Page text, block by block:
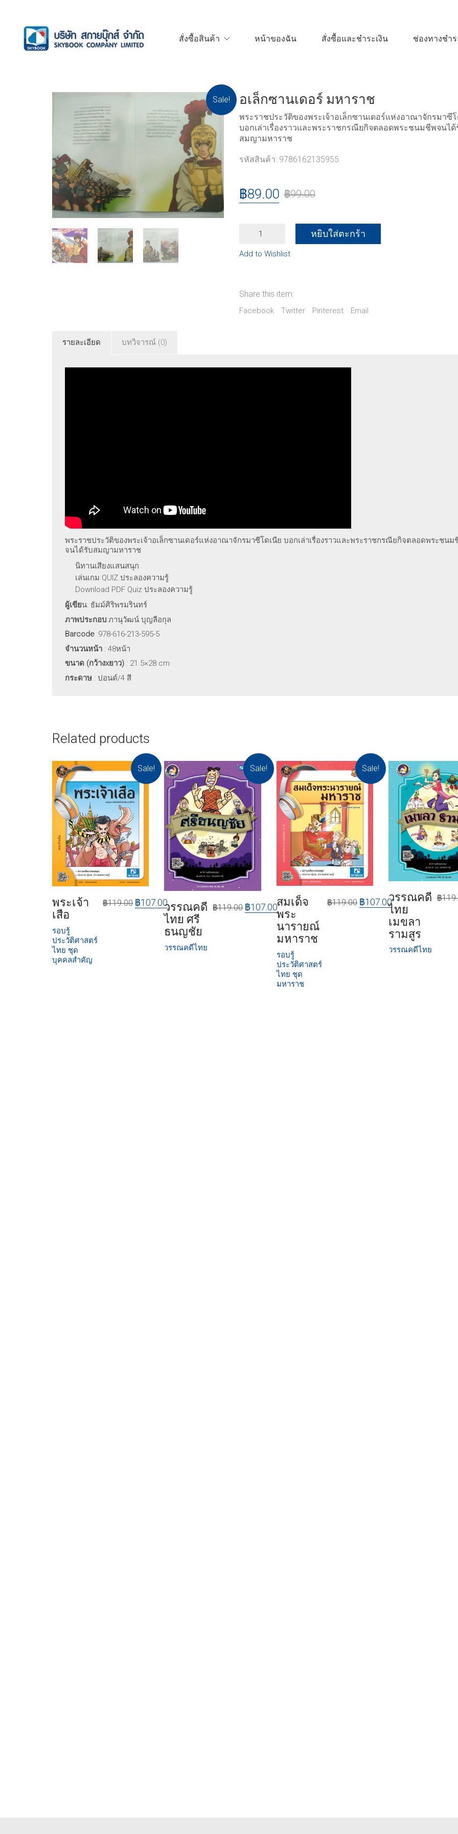
สั่งซื้อสินค้า หน้าของฉัน สั่งซื้อและชำระเงิน ช่องทางชำร
Sale! อเล็กซานเดอร์ มหาราช
พระราชประวัติของพระเจ้าอเล็กซานเดอร์แห่งอาณาจักรมาซีโ
บอกเล่าเรื่องราวและพระราชกรณียกิจตลอดพระชนมชีพจนได้
สมญามหาราช
รหัสสินค้า: 9786162135955
฿99.00
฿89.00
เด
หยิบใส่ตะกร้า
Add to Wishlist
Share this item:
Facebook Twitter Pinterest Email
รายละเอียด บทวิจารณ์ (0)
พระราชประวัติของพระเจ้าอเล็กซานเดอร์แห่งอาณาจักรมาซีโดเนีย บอกเล่าเรื่องราวและพระราชกรณียกิจตลอดพระชนม
จนได้รับสมญามหาราช
นิทานเสียงแสนสนุก
เล่นเกม QUIZ ประลองความรู้
Download PDF Quiz ประลองความรู้
ผู้เขียน: ธัมม์ศิริพรมรินทร์
ภาพประกอบ:ภานุวัฒน์ บุญลือกุล
Barcode :978-616-213-595-5
จำนวนหน้า : 48หน้า
ขนาด (กว้างxยาว) : 21.5×28 cm
กระดาษ : ปอนด์/4 สี
Related products
Sale!
พระเจ้า
เสือ
รอบรู้
ประวัติศาสตร์
ไทย ชุด
บุคคลสำคัญ
฿119.00 ฿107.00
Sale!
วรรณคดี
ไทย ศรี
ธนญชัย
วรรณคดีไทย
฿119.00 ฿107.00
Sale!
สมเด็จ
พระ
นารายณ์
มหาราช
รอบรู้
ประวัติศาสตร์
ไทย ชุด
มหาราช
฿119.00 ฿107.00วรรณคดี
ไทย
เมขลา
รามสูร
วรรณคดีไทย
฿